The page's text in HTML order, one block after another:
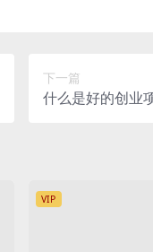
下一篇
什么是好的创业
VIP